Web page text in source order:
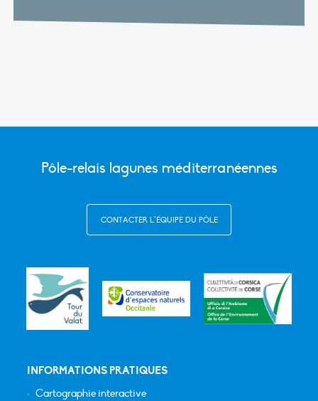
Pôle-relais lagunes méditerranéennes
CONTACTER L’ÉQUIPE DU PÔLE
INFORMATIONS PRATIQUES
Cartographie interactive